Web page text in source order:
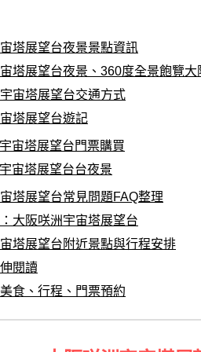
塔展望台夜景景點資訊
塔展望台夜景、360度全景飽覽大
宙塔展望台交通方式
塔展望台遊記
宙塔展望台門票購買
宙塔展望台台夜景
塔展望台常見問題FAQ整理
大阪咲洲宇宙塔展望台
塔展望台附近景點與行程安排
閱讀
食、行程、門票預約